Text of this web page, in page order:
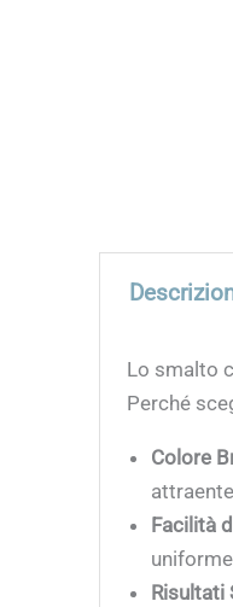
Lo smalto
Perché
Colore
Facilità
Risultati